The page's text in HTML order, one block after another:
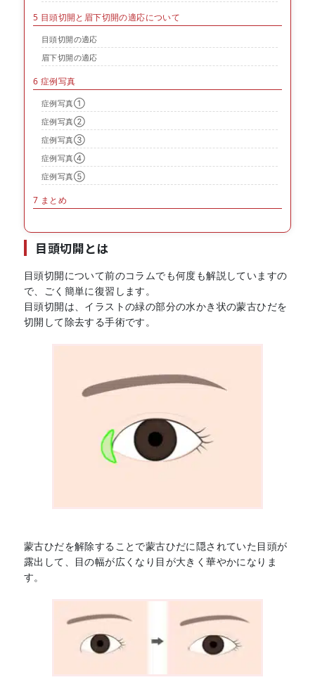
5 目頭切開と眉下切開の適応について
目頭切開の適応
眉下切開の適応
6 症例写真
症例写真①
症例写真②
症例写真③
症例写真④
症例写真⑤
7 まとめ
目頭切開とは
目頭切開について前のコラムでも何度も解説していますの
で、ごく簡単に復習します。
目頭切開は、イラストの緑の部分の水かき状の蒙古ひだを
切開して除去する手術です。
蒙古ひだを解除することで蒙古ひだに隠されていた目頭が
露出して、目の幅が広くなり目が大きく華やかになりま
す。